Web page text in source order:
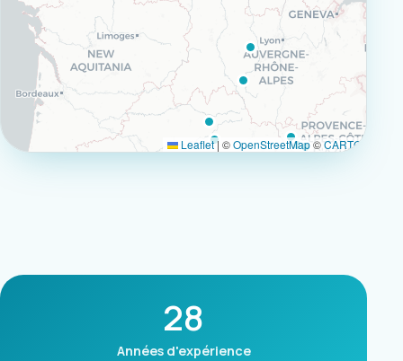
Leaflet| ©OpenStreetMap©CARTO
28
Années d'expérience